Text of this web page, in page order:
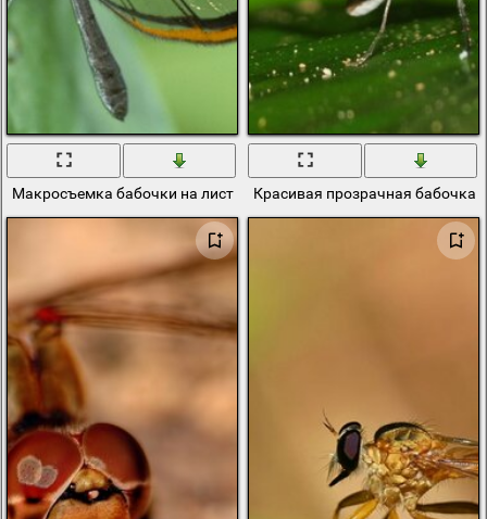
Макросъемка бабочки на листке Красивая прозрачная бабочка